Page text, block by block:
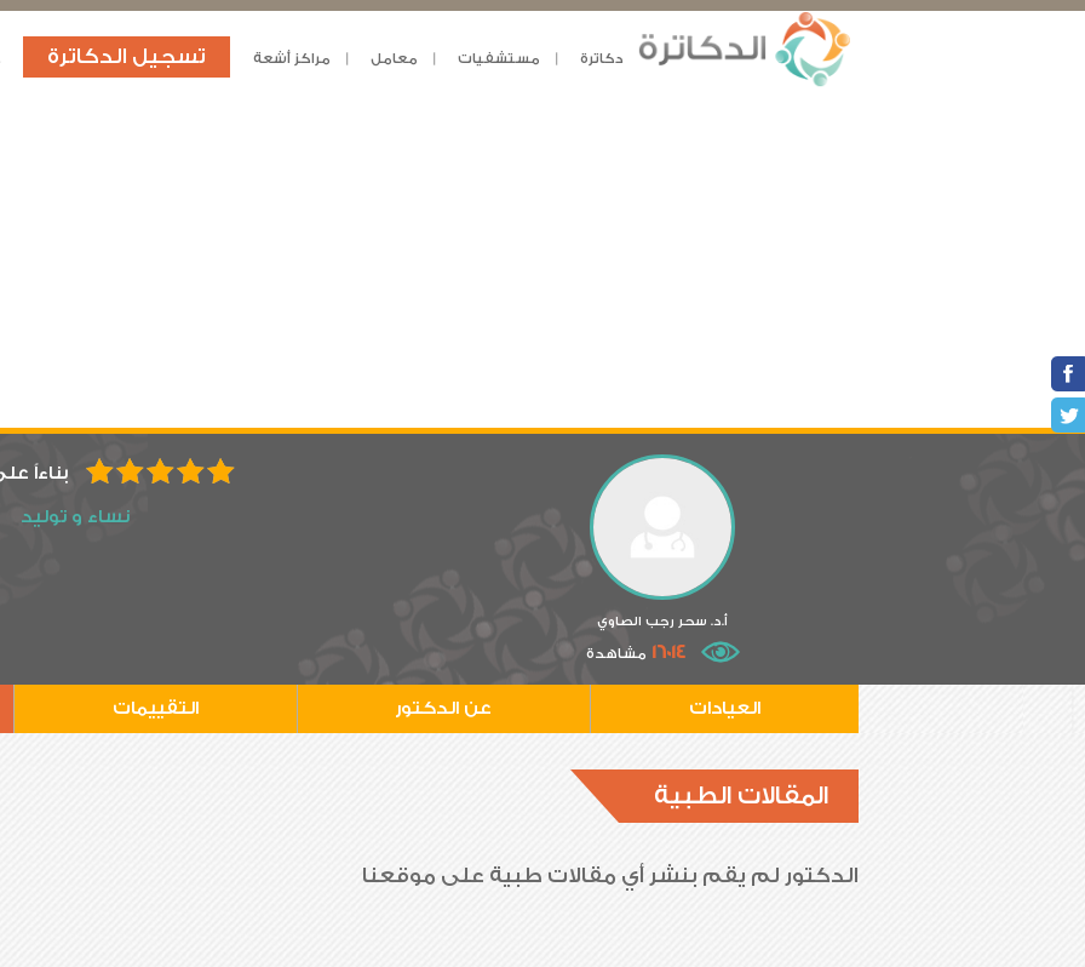
دكاترة مستشفيات معامل مراكز أشعة تسجيل الدكاترة
أ.د. سحر رجب الصاوي
16014 مشاهدة
بناءاً
نساء و توليد
العيادات عن الدكتور التقييمات
المقالات الطبية
الدكتور لم يقم بنشر أي مقالات طبية على موقعنا